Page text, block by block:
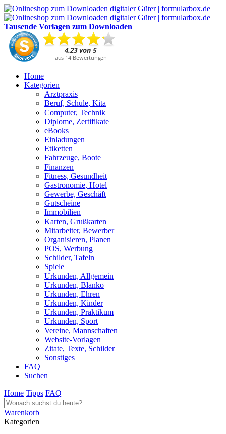
Tausende Vorlagen zum Downloaden
Home
Kategorien
Arztpraxis
Beruf, Schule, Kita
Computer, Technik
Diplome, Zertifikate
eBooks
Einladungen
Etiketten
Fahrzeuge, Boote
Finanzen
Fitness, Gesundheit
Gastronomie, Hotel
Gewerbe, Geschäft
Gutscheine
Immobilien
Karten, Grußkarten
Mitarbeiter, Bewerber
Organisieren, Planen
POS, Werbung
Schilder, Tafeln
Spiele
Urkunden, Allgemein
Urkunden, Blanko
Urkunden, Ehren
Urkunden, Kinder
Urkunden, Praktikum
Urkunden, Sport
Vereine, Mannschaften
Website-Vorlagen
Zitate, Texte, Schilder
Sonstiges
FAQ
Suchen
Home Tipps FAQ
Warenkorb
Kategorien